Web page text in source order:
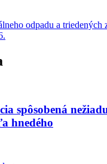
odpadu a triedených
spôsobená
hnedého